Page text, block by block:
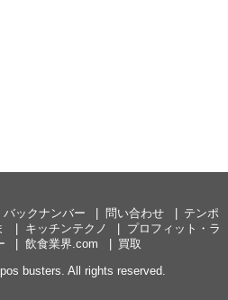
バックナンバー 問い合わせ
テンポ
キッチンテクノ
プロフィット・ラ
飲食業界.com
買取
busters. All rights reserved.